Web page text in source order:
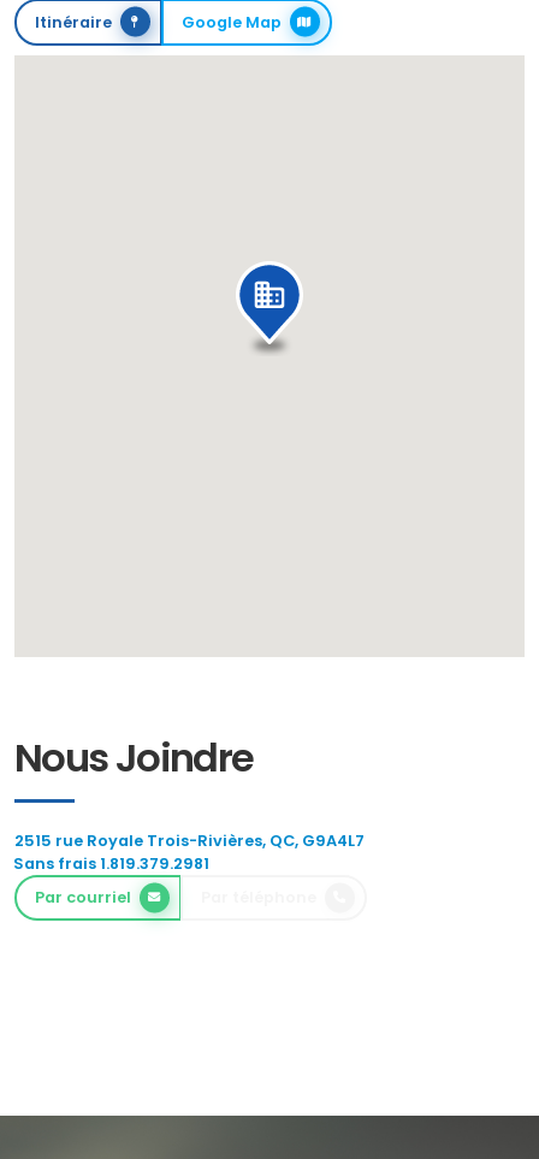
Itinéraire
Google Map
Nous Joindre
2515 rue Royale Trois-Rivières, QC, G9A4L7
Sans frais 1.819.379.2981
Par courriel